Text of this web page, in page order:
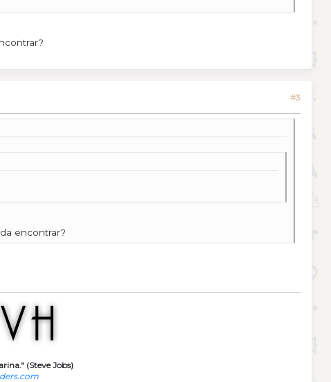
#3
encontrar?
(Steve Jobs)